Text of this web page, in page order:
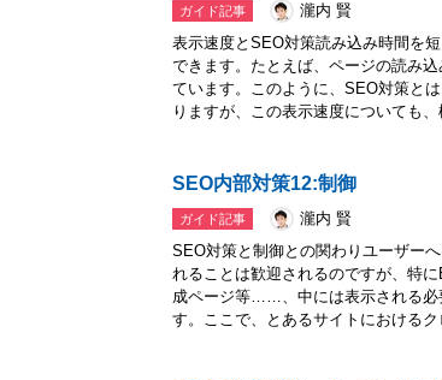
ガイド記事
瀧内 賢
表示速度とSEO対策読み込み時間を
できます。たとえば、ページの読み
ています。このように、SEO対策と
りますが、この表示速度についても
SEO内部対策12:制御
ガイド記事
瀧内 賢
SEO対策と制御との関わりユーザー
れることは歓迎されるのですが、特
成ページ等……、中には表示される必
す。ここで、とあるサイトにおける